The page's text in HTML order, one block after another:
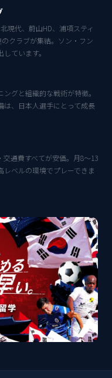
現代、蔚山HD、浦項スティ
クラブが集結。ソン・フン
ています。
グと組織的な戦術が特徴。
は、日本人選手にとって成長
通費すべてが安価。月8〜13
ベルの環境でプレーできま